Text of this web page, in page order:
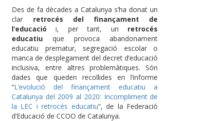
Des de fa dècades a Catalunya s’ha donat un
clar retrocés del finançament de
l’educació i, per tant, un retrocés
educatiu que provoca abandonament
educatiu prematur, segregació escolar o
manca de desplegament del decret d’educació
inclusiva, entre altres problemàtiques. Són
dades que queden recollides en l’informe
“L’evolució del finançament educatiu a
Catalunya del 2009 al 2020: Incompliment de
la LEC i retrocés educatiu”, de la Federació
d’Educació de CCOO de Catalunya.